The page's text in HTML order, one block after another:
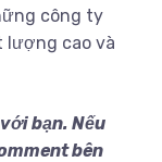
công ty
lượng cao và
bạn. Nếu
bên